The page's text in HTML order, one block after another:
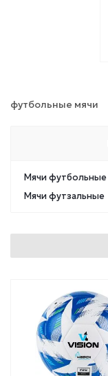
футбольные мячи
Мячи футбольные
Мячи футзальные